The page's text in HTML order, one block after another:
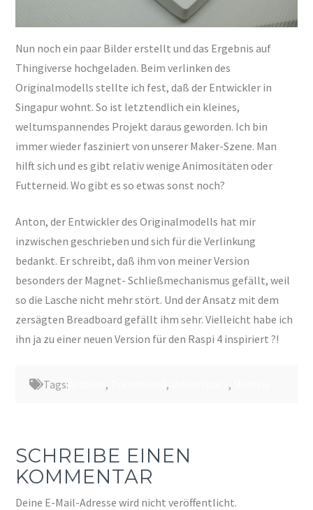
Nun noch ein paar Bilder erstellt und das Ergebnis auf
Thingiverse hochgeladen. Beim verlinken des
Originalmodells stellte ich fest, daß der Entwickler in
Singapur wohnt. So ist letztendlich ein kleines,
weltumspannendes Projekt daraus geworden. Ich bin
immer wieder fasziniert von unserer Maker-Szene. Man
hilft sich und es gibt relativ wenige Animositäten oder
Futterneid. Wo gibt es so etwas sonst noch?
Anton, der Entwickler des Originalmodells hat mir
inzwischen geschrieben und sich für die Verlinkung
bedankt. Er schreibt, daß ihm von meiner Version
besonders der Magnet- Schließmechanismus gefällt, weil
so die Lasche nicht mehr stört. Und der Ansatz mit dem
zersägten Breadboard gefällt ihm sehr. Vielleicht habe ich
ihn ja zu einer neuen Version für den Raspi 4 inspiriert ?!
Tags: , , ,
SCHREIBE EINEN
KOMMENTAR
Deine E-Mail-Adresse wird nicht veröffentlicht.